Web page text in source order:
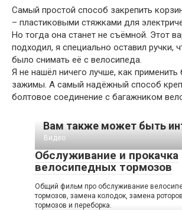
Самый простой способ закрепить
– пластиковыми стяжками для
Но тогда она станет не съёмной. Этот
подходил, я специально оставил ручки,
было снимать её с велосипеда.
Я не нашёл ничего лучше, как
зажимы. А самый надёжный способ
болтовое соединение с багажником
Вам также может быть
Видео
Обслуживание и прокачка
велосипедных тормозов
Общий фильм про обслуживание
тормозов, замена колодок, замена
тормозов и переборка.